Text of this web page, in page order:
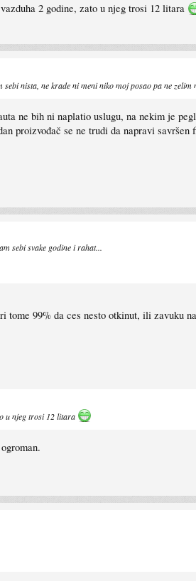
2 godine, zato u njeg trosi 12 litara
nista, ne krade ni meni niko moj posao pa ne zelim
ne bih ni naplatio uslugu, na nekim je
proizvođač se ne trudi da napravi
sebi svake godine i rahat...
99% da ces nesto otkinut, ili zavuku
u njeg trosi 12 litara